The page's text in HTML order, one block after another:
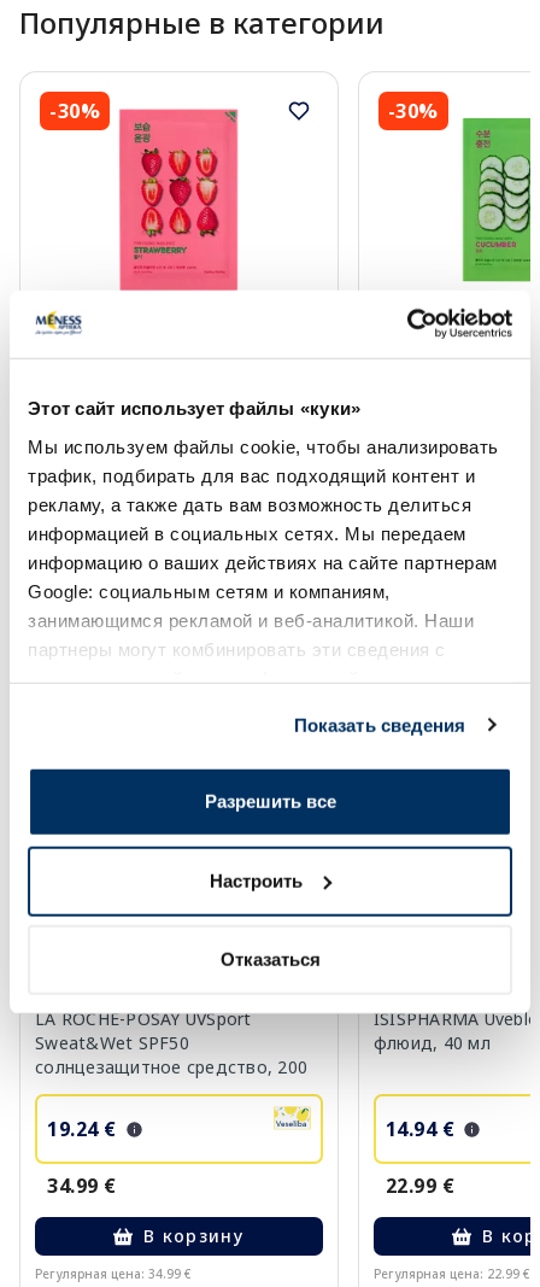
Этот сайт использует файлы «куки»
Мы используем файлы cookie, чтобы анализировать
трафик, подбирать для вас подходящий контент и
рекламу, а также дать вам возможность делиться
информацией в социальных сетях. Мы передаем
информацию о ваших действиях на сайте партнерам
Google: социальным сетям и компаниям,
занимающимся рекламой и веб-аналитикой. Наши
партнеры могут комбинировать эти сведения с
Показать сведения
Разрешить все
Настроить
Отказаться
Популярные в категории
-30%
HOLIKA HOLIKA Pure Essence
Strawberry маска для лица, 23 мл
1.60 €
В корзину
Регулярная цена: 2.29 €
-30%
HOLIKA HOLIKA
Cucumber маска
Регулярная цена: 2.29 €
Page 1 of 10
Солнечная защита летом ☀️
LA ROCHE-POSAY UVSport
Sweat&Wet SPF50
солнцезащитное средство, 200
мл
19.24 €
34.99 €
В корзину
Регулярная цена: 34.99 €
ISISPHARMA
флюид, 40 мл
14.94 €
22.99 €
В
Регулярная цена: 22.99 €